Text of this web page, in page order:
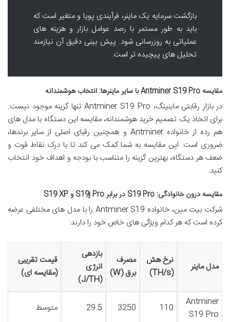
بازگشت سرمایه یک ماینر، فرآیندی پویا و متغیر است که
باید به طور مستمر با رصد عوامل بازار و هزینه های
عملیاتی به روزرسانی شود. پیش بینی دقیق آن نیازمند
تحلیل های پیچیده تر است.
مقایسه Antminer S19 Pro با سایر ماینرها: انتخاب هوشمندانه
در بازار رقابتی ماینینگ، Antminer S19 Pro تنها گزینه موجود نیست.
برای اتخاذ یک تصمیم خرید هوشمندانه، مقایسه این دستگاه با مدل های
هم رده از خانواده Antminer و همچنین رقبای اصلی از سایر برندها،
ضروری است. این مقایسه به شما کمک می کند تا با درک نقاط قوت و
ضعف هر دستگاه، بهترین گزینه را متناسب با بودجه و اهداف خود انتخاب
کنید.
مقایسه درون خانوادگی: S19 Pro در برابر S19j Pro و S19 XP
شرکت بیت مین، خانواده Antminer S19 را با مدل های مختلفی عرضه
کرده است که هر کدام ویژگی های خاص خود را دارند:
مدل ماینر
نرخ هش
(TH/s)
مصرف
برق (W)
بازدهی
انرژی
(J/TH)
قیمت تقریبی
(مقایسه ای)
Antminer
S19 Pro
110
3250
29.5 متوسط